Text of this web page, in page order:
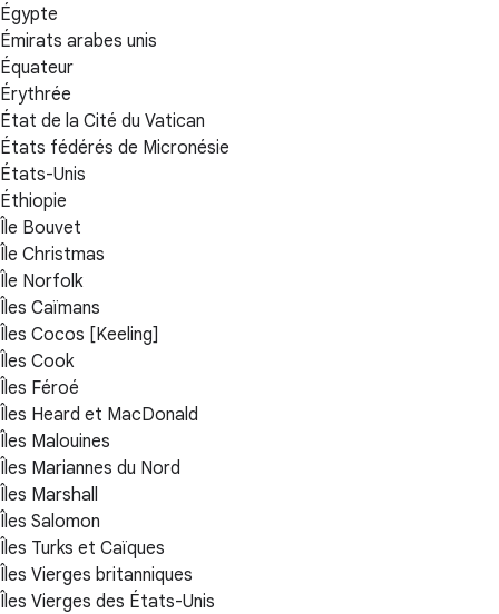
Égypte
Émirats arabes unis
Équateur
Érythrée
État de la Cité du Vatican
États fédérés de Micronésie
États-Unis
Éthiopie
Île Bouvet
Île Christmas
Île Norfolk
Îles Caïmans
Îles Cocos [Keeling]
Îles Cook
Îles Féroé
Îles Heard et MacDonald
Îles Malouines
Îles Mariannes du Nord
Îles Marshall
Îles Salomon
Îles Turks et Caïques
Îles Vierges britanniques
Îles Vierges des États-Unis